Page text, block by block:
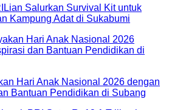
Salurkan Survival Kit untuk
Kampung Adat di Sukabumi
Hari Anak Nasional 2026 dengan
Bantuan Pendidikan di Subang